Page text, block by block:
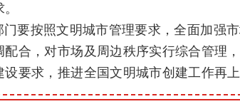
要按照文明城市管理要求，全面加强
合，对市场及周边秩序实行综合管理
要求，推进全国文明城市创建工作再上